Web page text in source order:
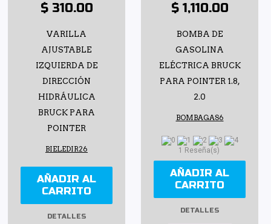
$ 310.00
VARILLA
AJUSTABLE
IZQUIERDA DE
DIRECCIÓN
HIDRÁULICA
BRUCK PARA
POINTER
BIELEDIR26
AÑADIR AL
CARRITO
DETALLES
$ 1,110.00
BOMBA DE
GASOLINA
ELÉCTRICA BRUCK
PARA POINTER 1.8,
2.0
BOMBAGAS6
1 Reseña(s)
AÑADIR AL
CARRITO
DETALLES